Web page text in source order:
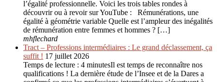
l’égalité professionnelle. Voici les trois tables rondes à
découvrir ou à revoir sur YouTube : Rémunérations, une
égalité à géométrie variable Quelle est l’ampleur des inégalités
de rémunération entre femmes et hommes ? […]
mhflechard
Tract – Professions intermédiaires : Le grand déclassement, ça
suffit ! 17 juillet 2026
Temps de lecture : 4 minutesIl est temps de reconnaître nos
qualifications ! La dernière étude de l’Insee et de la Dares a